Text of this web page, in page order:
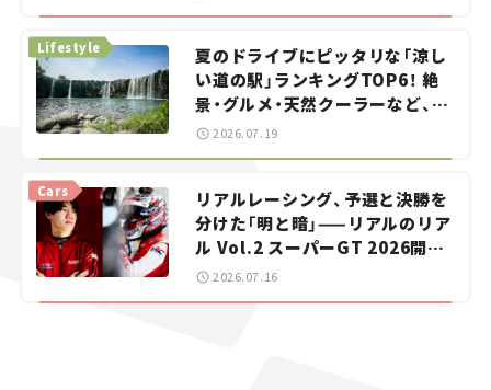
夏のドライブにピッタリな「涼し
い道の駅」ランキングTOP6！ 絶
景・グルメ・天然クーラーなど、避
暑におすすめのスポットを紹介
【道の駅マニアの推し駅ガイド】
Lifestyle
2026.07.19
リアルレーシング、予選と決勝を
分けた「明と暗」——リアルのリア
ル Vol.2 スーパーGT 2026開幕
戦 岡山国際サーキット
Cars
2026.07.16